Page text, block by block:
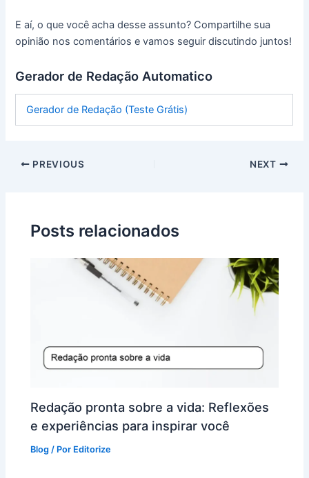
E aí, o que você acha desse assunto? Compartilhe sua
opinião nos comentários e vamos seguir discutindo juntos!
Gerador de Redação Automatico
Gerador de Redação (Teste Grátis)
PREVIOUS NEXT
Posts relacionados
Redação pronta sobre a vida: Reflexões
e experiências para inspirar você
Blog / Por Editorize